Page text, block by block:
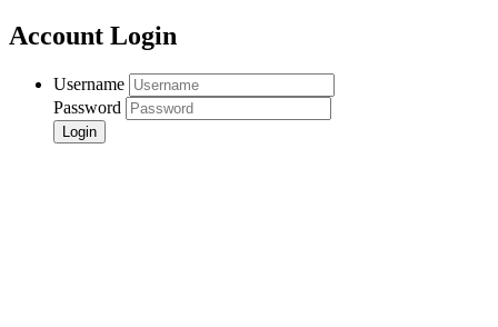
Account Login
Username
Password